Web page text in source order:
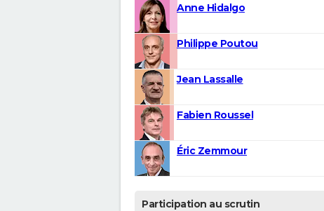
Anne Hidalgo
Philippe Poutou
Jean Lassalle
Fabien Roussel
Éric Zemmour
Participation au scrutin